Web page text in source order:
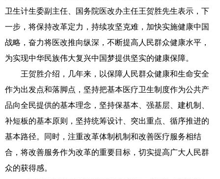
卫生计生委副主任、国务院医改办主任王贺胜先生表示，下
一步，将保持改革定力，持续攻坚克难，加快实施健康中国
战略，奋力将医改推向纵深，不断提高人民群众健康水平，
为实现中华民族伟大复兴中国梦提供坚实的健康保障。
王贺胜介绍，几年来，以保障人民群众健康和生命安全
作为出发点和落脚点，坚持把基本医疗卫生制度作为公共产
品向全民提供的基本理念，坚持保基本、强基层、建机制、
补短板的基本原则，坚持统筹设计、突出重点、循序推进的
基本路径。同时，注重改革体制机制和改善医疗服务相结
合，将改善服务作为改革的重要目标，切实提高广大人民群
众的获得感。